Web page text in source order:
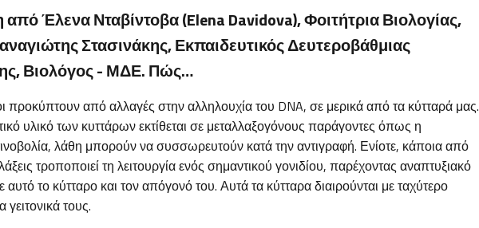
Έλενα Νταβίντοβα (Elena Davidova), Φοιτήτρια Βιολογίας,
Στασινάκης, Εκπαιδευτικός Δευτεροβάθμιας
Βιολόγος - ΜΔΕ. Πώς…
προκύπτουν από αλλαγές στην αλληλουχία του DNA, σε μερικά από τα κύτταρά μας.
υλικό των κυττάρων εκτίθεται σε μεταλλαξογόνους παράγοντες όπως η
λάθη μπορούν να συσσωρευτούν κατά την αντιγραφή. Ενίοτε, κάποια από
τροποποιεί τη λειτουργία ενός σημαντικού γονιδίου, παρέχοντας αναπτυξιακό
το κύτταρο και τον απόγονό του. Αυτά τα κύτταρα διαιρούνται με ταχύτερο
γειτονικά τους.